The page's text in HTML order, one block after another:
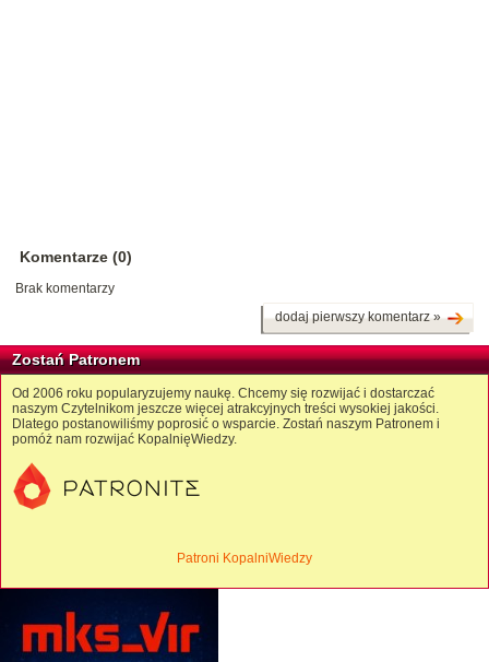
Komentarze (0)
Brak komentarzy
dodaj pierwszy komentarz »
Zostań Patronem
Od 2006 roku popularyzujemy naukę. Chcemy się rozwijać i dostarczać
naszym Czytelnikom jeszcze więcej atrakcyjnych treści wysokiej jakości.
Dlatego postanowiliśmy poprosić o wsparcie. Zostań naszym Patronem i
pomóż nam rozwijać KopalnięWiedzy.
Patroni KopalniWiedzy